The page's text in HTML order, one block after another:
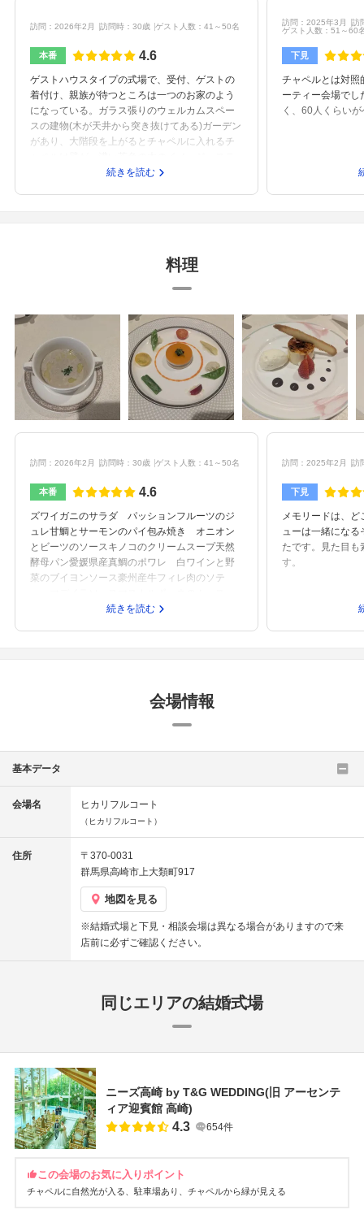
訪問：2026年2月 訪問時：30歳 ゲスト人数：41～50名
本番 4.6
ゲストハウスタイプの式場で、受付、ゲストの
着付け、親族が待つところは一つのお家のよう
になっている。ガラス張りのウェルカムスペー
スの建物(木が天井から突き抜けてある)ガーデン
があり、大階段を上がるとチャペルに入れるチ
ンドガラスからは自然光が入るチャペルから降
続きを読む
訪問：2025年3月
訪
ゲスト人数：51～60
下見
チャペルとは対照
ーティー会場でし
く、60人くらい
料理
訪問：2026年2月 訪問時：30歳 ゲスト人数：41～50名
本番 4.6
ズワイガニのサラダ パッションフルーツのジ
ュレ甘鯛とサーモンのパイ包み焼き オニオン
とビーツのソースキノコのクリームスープ天然
酵母パン愛媛県産真鯛のポワレ 白ワインと野
菜のブイヨンソース豪州産牛フィレ肉のソテ
レモンとはちみつのコンフィチュールを忍ばせ
続きを読む
訪問：2025年2月 訪
下見
メモリードは、
ューは一緒になる
たです。見た目も
す。
会場情報
基本データ
会場名 ヒカリフルコート
（ヒカリフルコート）
住所
〒370-0031
群馬県高崎市上大類町917
地図を見る
※結婚式場と下見・相談会場は異なる場合がありますので来
店前に必ずご確認ください。
同じエリアの結婚式場
ニーズ高崎 by T&G WEDDING(旧 アーセンテ
ィア迎賓館 高崎)
4.3 654件
この会場のお気に入りポイント
チャペルに自然光が入る 駐車場あり チャペルから緑が見える